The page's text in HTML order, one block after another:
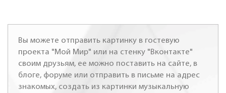
Вы можете отправить картинку в гостевую
проекта "Мой Мир" или на стенку "Вконтакте"
своим друзьям, ее можно поставить на сайте, в
блоге, форуме или отправить в письме на адрес
знакомых, создать из картинки музыкальную